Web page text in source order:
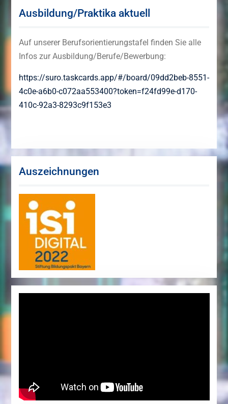
Ausbildung/Praktika aktuell
Auf unserer Berufsorientierungstafel finden Sie alle
Infos zur Ausbildung/Berufe/Bewerbung:
https://suro.taskcards.app/#/board/09dd2beb-8551-
4c0e-a6b0-c072aa553400?token=f24fd99e-d170-
410c-92a3-8293c9f153e3
Auszeichnungen